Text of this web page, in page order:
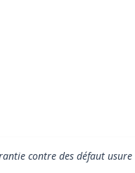
contre des défaut usure